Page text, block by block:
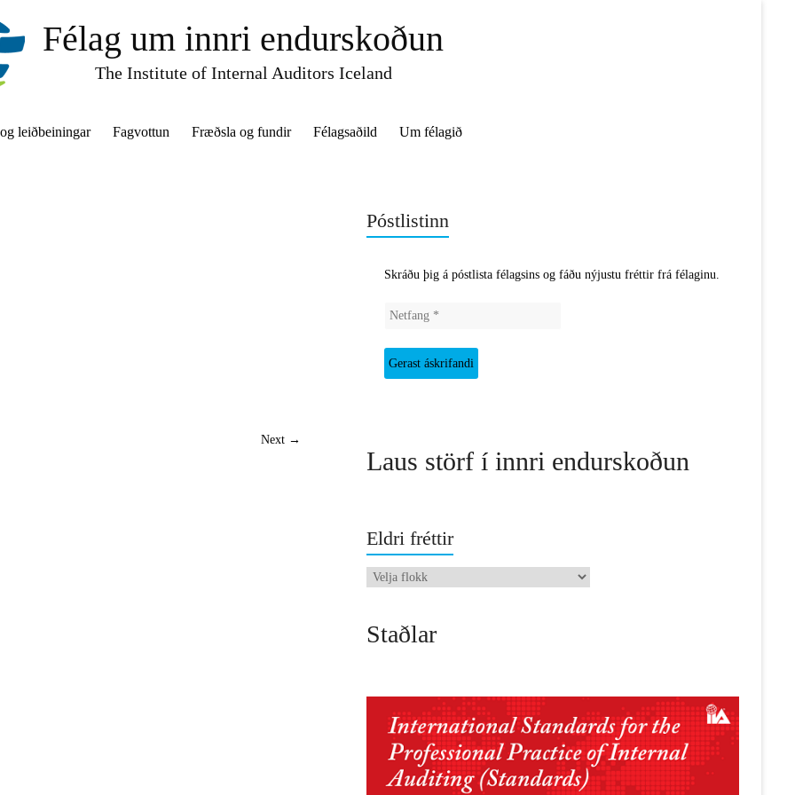
Félag um innri endurskoðun
The Institute of Internal Auditors Iceland
leiðbeiningar Fagvottun Fræðsla og fundir Félagsaðild Um félagið
Next →
Póstlistinn
Skráðu þig á póstlista félagsins og fáðu nýjustu fréttir frá félaginu.
Laus störf í innri endurskoðun
Eldri fréttir
Eldri
Staðlar